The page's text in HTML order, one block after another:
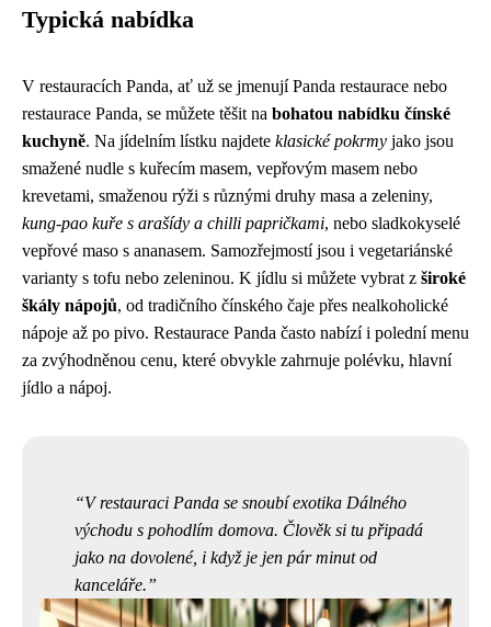
Typická nabídka
V restauracích Panda, ať už se jmenují Panda restaurace nebo
restaurace Panda, se můžete těšit na bohatou nabídku čínské
kuchyně. Na jídelním lístku najdete klasické pokrmy jako jsou
smažené nudle s kuřecím masem, vepřovým masem nebo
krevetami, smaženou rýži s různými druhy masa a zeleniny,
kung-pao kuře s arašídy a chilli papričkami, nebo sladkokyselé
vepřové maso s ananasem. Samozřejmostí jsou i vegetariánské
varianty s tofu nebo zeleninou. K jídlu si můžete vybrat z široké
škály nápojů, od tradičního čínského čaje přes nealkoholické
nápoje až po pivo. Restaurace Panda často nabízí i polední menu
za zvýhodněnou cenu, které obvykle zahrnuje polévku, hlavní
jídlo a nápoj.
V restauraci Panda se snoubí exotika Dálného
východu s pohodlím domova. Člověk si tu připadá
jako na dovolené, i když je jen pár minut od
kanceláře.